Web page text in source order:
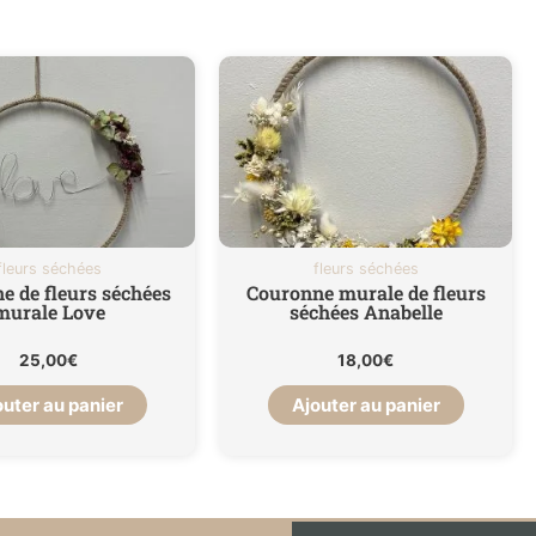
séchées
de fleurs séchées
Love
25,00€
au panier
fleurs séchées
Couronne murale de fleurs
séchées Anabelle
18,00€
Ajouter au panier